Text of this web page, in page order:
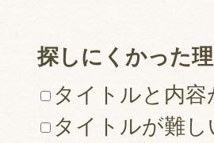
探しにくかった
タイトルと内
タイトルが難し